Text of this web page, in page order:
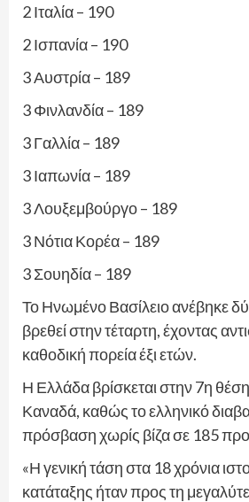
2 Ιταλία – 190
2 Ισπανία – 190
3 Αυστρία – 189
3 Φινλανδία – 189
3 Γαλλία – 189
3 Ιαπωνία – 189
3 Λουξεμβούργο – 189
3 Νότια Κορέα – 189
3 Σουηδία – 189
Το Ηνωμένο Βασίλειο ανέβηκε
βρεθεί στην τέταρτη, έχοντας
καθοδική πορεία έξι ετών.
Η Ελλάδα βρίσκεται στην 7η
Καναδά, καθώς το ελληνικό
πρόσβαση χωρίς βίζα σε 185
«Η γενική τάση στα 18 χρόνια
κατάταξης ήταν προς τη